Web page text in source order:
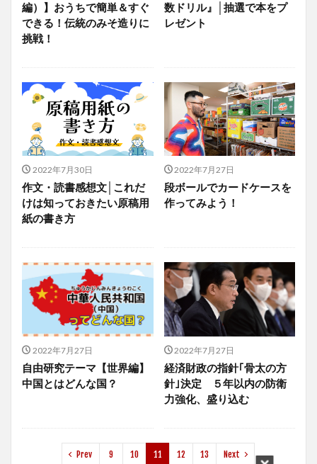
編）】おうちで簡単＆すぐ
できる！伝統のみそ造りに
挑戦！
数ドリル』│抽選で本をプ
レゼント
2022年7月30日
作文・読書感想文│これだ
けは知っておきたい原稿用
紙の書き方
2022年7月27日
段ボールでカードケースを
作ってみよう！
2022年7月27日
自由研究テーマ【世界編】
中国とはどんな国？
2022年7月27日
経済財政の指針｢骨太の方
針｣決定 ５年以内の防衛
力強化、盛り込む
Prev 9 10 11 12 13 Next